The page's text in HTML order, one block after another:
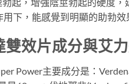
起，增強陰莖勃起的硬度
下，能感覺到明顯的助勃
效片成分與艾力
Power主要成分是：